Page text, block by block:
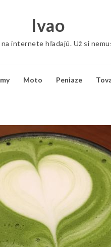
Ivao
internete hľadajú. Už si
Moto Peniaze